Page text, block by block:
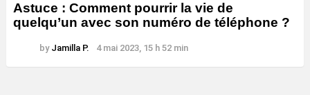
Astuce : Comment pourrir la vie de
quelqu’un avec son numéro de téléphone ?
by Jamilla P. 4 mai 2023, 15 h 52 min